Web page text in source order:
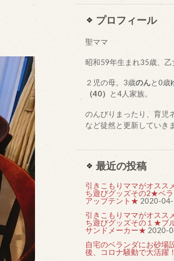
プロフィール
聖ママ
昭和59年生まれ35歳、乙
２児の母。3歳のんと0歳
（40）
と4人家族。
のんびりまったり、育児
など徒然と更新していき
最近の投稿
引きこもりママがオスス
ち遊びグッズその2★ベ
アップテント★ 2020-
引きこもりママがオスス
ち遊びグッズその１★ブ
サンドメーカー★ 2020-
自宅のベランダにお砂場
後、コロナ騒動で大活躍！